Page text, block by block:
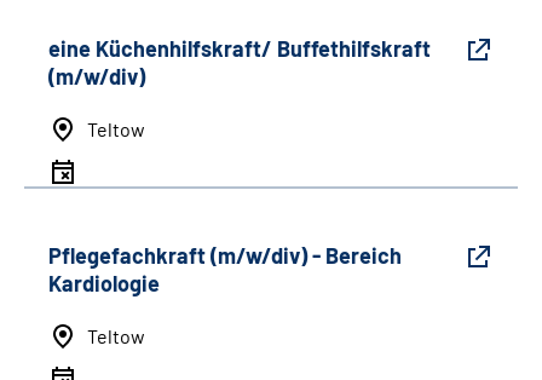
eine Küchenhilfskraft/ Buffethilfskraft
(m/w/div)
Teltow
Pflegefachkraft (m/w/div) - Bereich
Kardiologie
Teltow